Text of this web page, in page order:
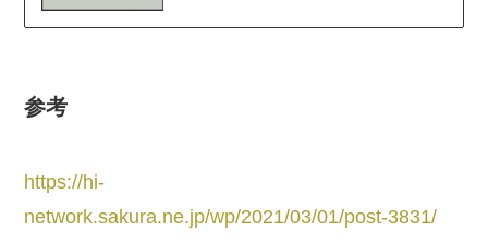
参考
https://hi-
network.sakura.ne.jp/wp/2021/03/01/post-3831/